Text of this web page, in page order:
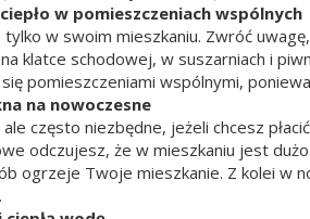
w pomieszczeniach wspólnych
w swoim mieszkaniu. Zwróć
klatce schodowej, w suszarniach i
pomieszczeniami wspólnymi,
na nowoczesne
często niezbędne, jeżeli chcesz
odczujesz, że w mieszkaniu jest
ogrzeje Twoje mieszkanie. Z kolei w